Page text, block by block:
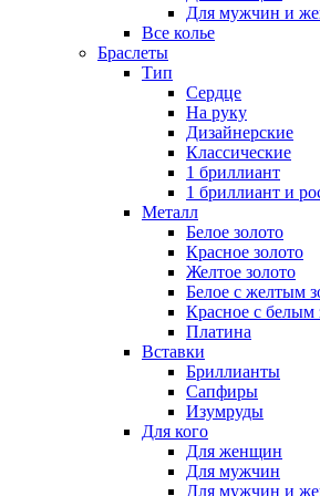
Для мужчин и
Все колье
Браслеты
Тип
Сердце
На руку
Дизайнерские
Классические
1 бриллиант
1 бриллиант и
Металл
Белое золото
Красное золото
Желтое золото
Белое с желтым
Красное с белым
Платина
Вставки
Бриллианты
Сапфиры
Изумруды
Для кого
Для женщин
Для мужчин
Для мужчин и